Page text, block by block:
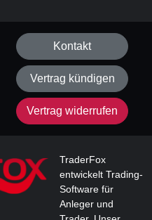
Kontakt
Vertrag kündigen
Vertrag widerrufen
TraderFox
entwickelt Trading-
Software für
Anleger und